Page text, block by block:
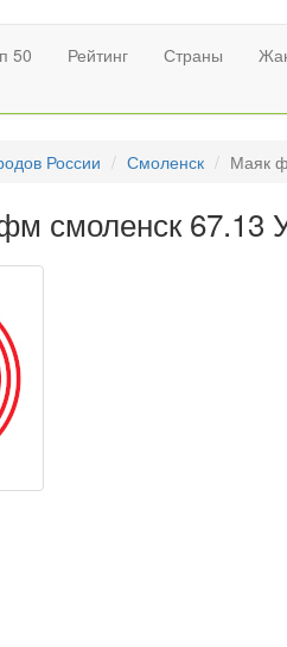
50 Рейтинг Страны
России Смоленск Маяк
смоленск 67.13